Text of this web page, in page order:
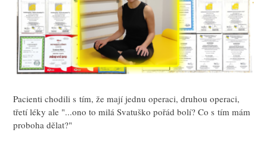
Pacienti chodili s tím, že mají jednu operaci, druhou operaci,
třetí léky ale "...ono to milá Svatuško pořád bolí? Co s tím mám
proboha dělat?"